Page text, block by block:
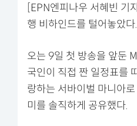
[EPN엔피나우 서혜빈 기
행 비하인드를 털어놓았다.
오는 9일 첫 방송을 앞둔
국인이 직접 짠 일정표를
랑하는 서바이벌 마니아
미를 솔직하게 공유했다.